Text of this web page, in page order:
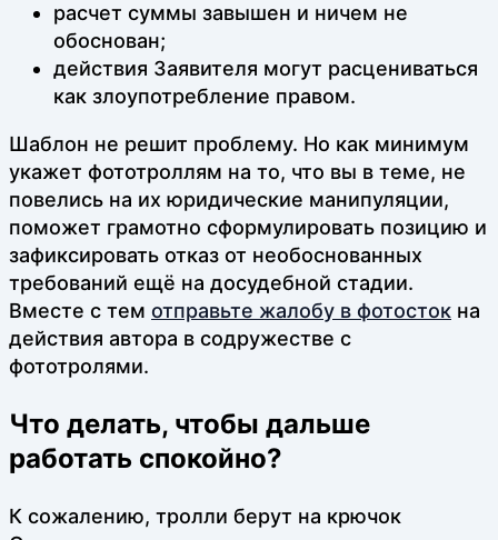
расчет суммы завышен и ничем не
обоснован;
действия Заявителя могут расцениваться
как злоупотребление правом.
Шаблон не решит проблему. Но как минимум
укажет фототроллям на то, что вы в теме, не
повелись на их юридические манипуляции,
поможет грамотно сформулировать позицию и
зафиксировать отказ от необоснованных
требований ещё на досудебной стадии.
Вместе с тем отправьте жалобу в фотосток на
действия автора в содружестве с
фототролями.
Что делать, чтобы дальше
работать спокойно?
К сожалению, тролли берут на крючок